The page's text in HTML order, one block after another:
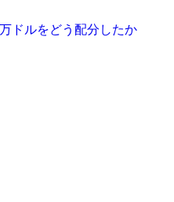
ドルをどう配分したか